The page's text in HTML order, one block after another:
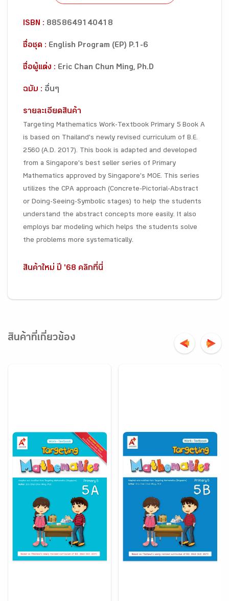
ISBN : 8858649140418
ชื่อชุด : English Program (EP) P.1-6
ชื่อผู้แต่ง : Eric Chan Chun Ming, Ph.D
ฉบับ : อื่นๆ
รายละเอียดสินค้า
Targeting Mathematics Work-Textbook Primary 5 Book A
is based on Thailand's newly revised curriculum of B.E.
2560 (A.D. 2017). This book is adapted and developed
from a Singapore's best seller series of Primary
Mathematics approved by Singapore's MOE. This series
utilizes the CPA approach (Concrete-Pictorial-Abstract
or Doing-Seeing-Symbolic stages) to help the students
understand the abstract concepts more easily. It also
employs bar modeling which helps the students solve
the problems more systematically.
สินค้าใหม่ ปี '68 คลิกที่นี่
สินค้าที่เกี่ยวข้อง